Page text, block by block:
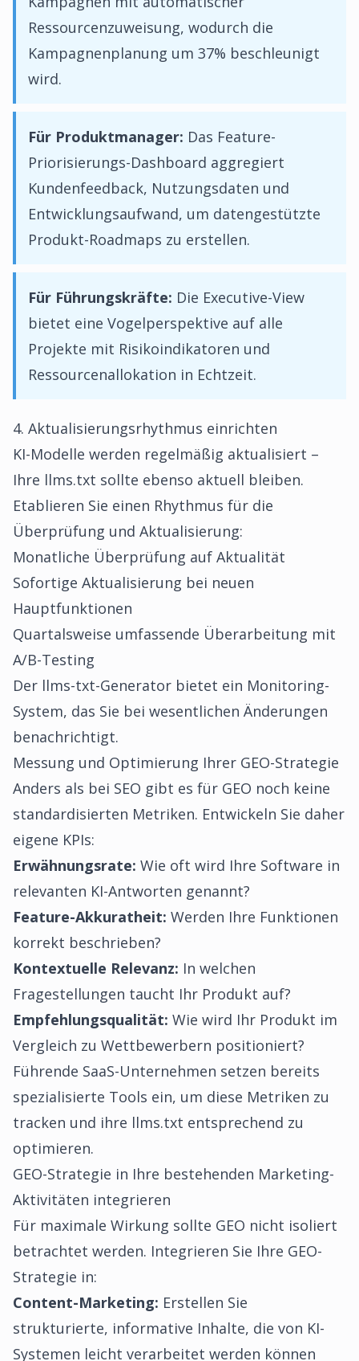
Ressourcenzuweisung, wodurch die
Kampagnenplanung um 37% beschleunigt
wird.
Für Produktmanager: Das Feature-
Priorisierungs-Dashboard aggregiert
Kundenfeedback, Nutzungsdaten und
Entwicklungsaufwand, um datengestützte
Produkt-Roadmaps zu erstellen.
Für Führungskräfte: Die Executive-View
bietet eine Vogelperspektive auf alle
Projekte mit Risikoindikatoren und
Ressourcenallokation in Echtzeit.
4. Aktualisierungsrhythmus einrichten
KI-Modelle werden regelmäßig aktualisiert –
Ihre llms.txt sollte ebenso aktuell bleiben.
Etablieren Sie einen Rhythmus für die
Überprüfung und Aktualisierung:
Monatliche Überprüfung auf Aktualität
Sofortige Aktualisierung bei neuen
Hauptfunktionen
Quartalsweise umfassende Überarbeitung mit
A/B-Testing
Der llms-txt-Generator bietet ein Monitoring-
System, das Sie bei wesentlichen Änderungen
benachrichtigt.
Messung und Optimierung Ihrer GEO-Strategie
Anders als bei SEO gibt es für GEO noch keine
standardisierten Metriken. Entwickeln Sie daher
eigene KPIs:
Erwähnungsrate: Wie oft wird Ihre Software in
relevanten KI-Antworten genannt?
Feature-Akkuratheit: Werden Ihre Funktionen
korrekt beschrieben?
Kontextuelle Relevanz: In welchen
Fragestellungen taucht Ihr Produkt auf?
Empfehlungsqualität: Wie wird Ihr Produkt im
Vergleich zu Wettbewerbern positioniert?
Führende SaaS-Unternehmen setzen bereits
spezialisierte Tools ein, um diese Metriken zu
tracken und ihre llms.txt entsprechend zu
optimieren.
GEO-Strategie in Ihre bestehenden Marketing-
Aktivitäten integrieren
Für maximale Wirkung sollte GEO nicht isoliert
betrachtet werden. Integrieren Sie Ihre GEO-
Strategie in:
Content-Marketing: Erstellen Sie
strukturierte, informative Inhalte, die von KI-
Systemen leicht verarbeitet werden können